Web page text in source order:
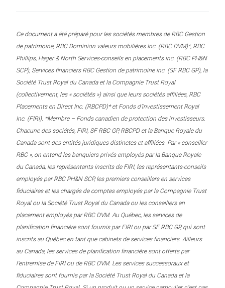
Ce document a été préparé pour les sociétés membres de RBC Gestion
de patrimoine, RBC Dominion valeurs mobilières Inc. (RBC DVM)*, RBC
Phillips, Hager & North Services-conseils en placements inc. (RBC PH&N
SCP), Services financiers RBC Gestion de patrimoine inc. (SF RBC GP), la
Société Trust Royal du Canada et la Compagnie Trust Royal
(collectivement, les « sociétés ») ainsi que leurs sociétés affiliées, RBC
Placements en Direct Inc. (RBCPD)* et Fonds d’investissement Royal
Inc. (FIRI). *Membre – Fonds canadien de protection des investisseurs.
Chacune des sociétés, FIRI, SF RBC GP, RBCPD et la Banque Royale du
Canada sont des entités juridiques distinctes et affiliées. Par « conseiller
RBC », on entend les banquiers privés employés par la Banque Royale
du Canada, les représentants inscrits de FIRI, les représentants-conseils
employés par RBC PH&N SCP, les premiers conseillers en services
fiduciaires et les chargés de comptes employés par la Compagnie Trust
Royal ou la Société Trust Royal du Canada ou les conseillers en
placement employés par RBC DVM. Au Québec, les services de
planification financière sont fournis par FIRI ou par SF RBC GP, qui sont
inscrits au Québec en tant que cabinets de services financiers. Ailleurs
au Canada, les services de planification financière sont offerts par
l’entremise de FIRI ou de RBC DVM. Les services successoraux et
fiduciaires sont fournis par la Société Trust Royal du Canada et la